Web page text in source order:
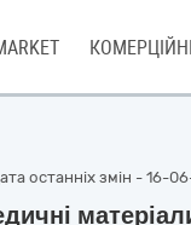
останніх змін - 16-